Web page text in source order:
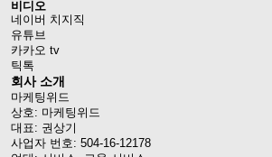
비디오
네이버 치지직
유튜브
카카오 tv
틱톡
회사 소개
마케팅위드
상호: 마케팅위드
대표: 권상기
사업자 번호: 504-16-12178